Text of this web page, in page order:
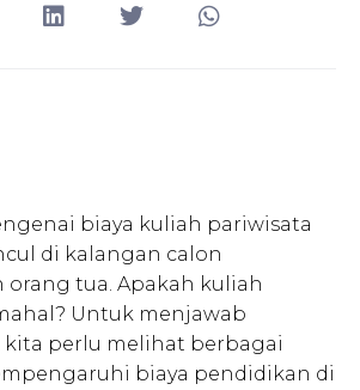
biaya kuliah pariwisata
di kalangan calon
orang tua. Apakah kuliah
Untuk menjawab
kita perlu melihat berbagai
biaya pendidikan di